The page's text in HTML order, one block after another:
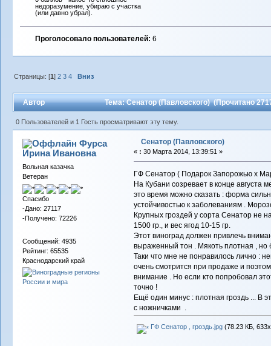
недоразумение, убираю с участка
(или давно убрал).
Проголосовало пользователей: 6
Страницы: [1]2 3 4 Вниз
Автор Тема: Сенатор (Павловского) (Прочитано
0 Пользователей и 1 Гость просматривают эту тему.
Фурса
Ирина Ивановна
Вольная казачка
Ветеран
Спасибо
-Дано: 27117
-Получено: 72226
Сообщений: 4935
Рейтинг: 65535
Краснодарский край
Сенатор (Павловского)
« : 30 Марта 2014, 13:39:51 »
ГФ Сенатор ( Подарок Запорожью х
На Кубани созревает в конце августа
это время можно сказать : форма
устойчивостью к заболеваниям .
Крупных гроздей у сорта Сенатор не
1500 гр., и вес ягод 10-15 гр.
Этот виноград должен привлечь
выраженный тон . Мякоть плотная , но
Таки что мне не понравилось лично :
очень смотрится при продаже и
внимание . Но если кто попробовал
точно !
Ещё один минус : плотная гроздь ... В
с ножничками .
ГФ Сенатор , гроздь.jpg(78.23 КБ,